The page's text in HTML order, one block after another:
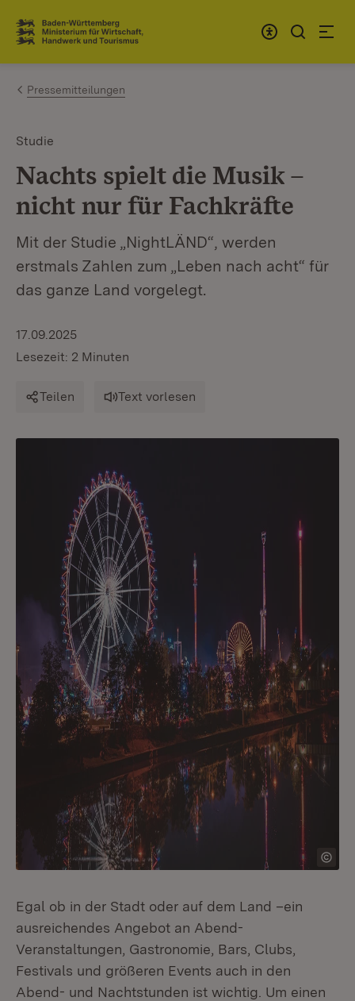
Zum Inhalt springen
Link zur Startseite
Pressemitteilungen
Studie
Nachts spielt die Musik –
nicht nur für Fachkräfte
Mit der Studie „NightLÄND“, werden
erstmals Zahlen zum „Leben nach acht“ für
das ganze Land vorgelegt.
17.09.2025
Lesezeit: 2 Minuten
Teilen Text vorlesen
Egal ob in der Stadt oder auf dem Land –ein
ausreichendes Angebot an Abend-
Veranstaltungen, Gastronomie, Bars, Clubs,
Festivals und größeren Events auch in den
Abend- und Nachtstunden ist wichtig. Um einen